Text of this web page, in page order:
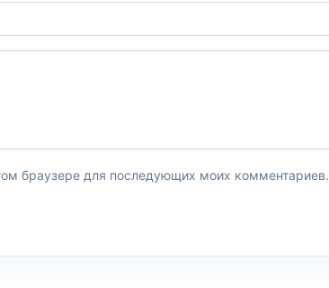
браузере для последующих моих комментариев.